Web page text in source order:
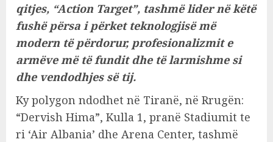
qitjes, “Action Target”, tashmë lider në këtë
fushë përsa i përket teknologjisë më
modern të përdorur, profesionalizmit e
armëve më të fundit dhe të larmishme si
dhe vendodhjes së tij.
Ky polygon ndodhet në Tiranë, në Rrugën:
“Dervish Hima”, Kulla 1, pranë Stadiumit te
ri ‘Air Albania’ dhe Arena Center, tashmë